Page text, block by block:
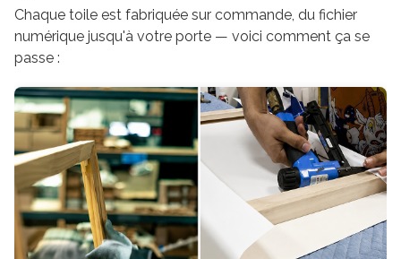
Chaque toile est fabriquée sur commande, du fichier
numérique jusqu'à votre porte — voici comment ça se
passe :